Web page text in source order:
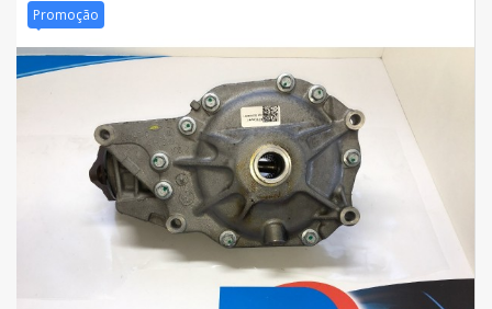
Promoção